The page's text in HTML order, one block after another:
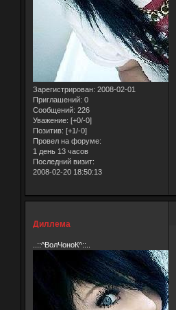
Зарегистрирован: 2008-02-01
Приглашений: 0
Сообщений: 226
Уважение: [+0/-0]
Позитив: [+1/-0]
Провел на форуме:
1 день 13 часов
Последний визит:
2008-02-20 18:50:13
Диллема
..::^ВолЧоноК^::..